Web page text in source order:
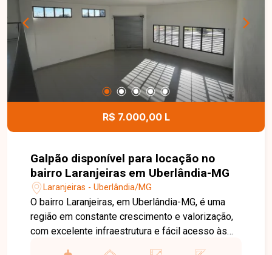
esportiva e quiosque com churrasqueira,
proporcionando mais segurança, lazer e
comodidade para toda a família. Uma excelente
oportunidade para quem busca um apartamento
bem localizado, com condomínio completo e
ótimo custo-benefício. Entre em contato e
agende sua visita!
R$ 7.000,00 L
Galpão disponível para locação no
bairro Laranjeiras em Uberlândia-MG
Laranjeiras - Uberlândia/MG
O bairro Laranjeiras, em Uberlândia-MG, é uma
região em constante crescimento e valorização,
com excelente infraestrutura e fácil acesso às